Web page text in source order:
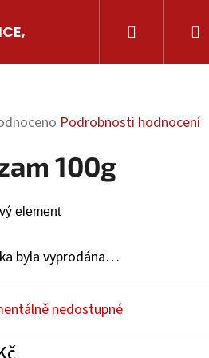
AJVARY GRILOVÁNÍ
Podrobnosti hodnocení
100g
element
byla vyprodána…
nedostupné